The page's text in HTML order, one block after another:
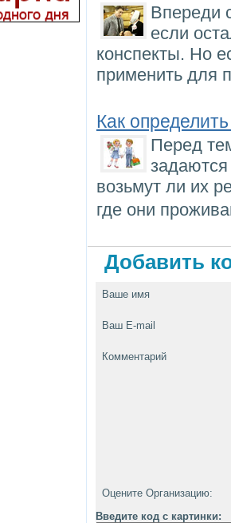
Впереди
если
конспекты. Но
применить для
Как
Перед
возьмут ли их
где они
Добавить
Ваше имя
Ваш E-mail
Комментарий
Оцените Организацию:
Введите код с картинки: